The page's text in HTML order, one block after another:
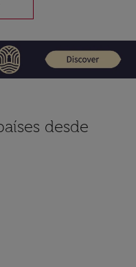
desde